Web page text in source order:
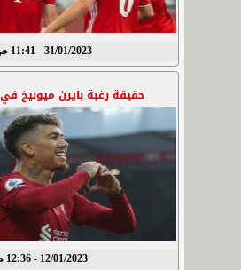
31/01/2023 - 11:41 ص
حقيقة رغبة بايرن ميونيخ
12/01/2023 - 12:36 م